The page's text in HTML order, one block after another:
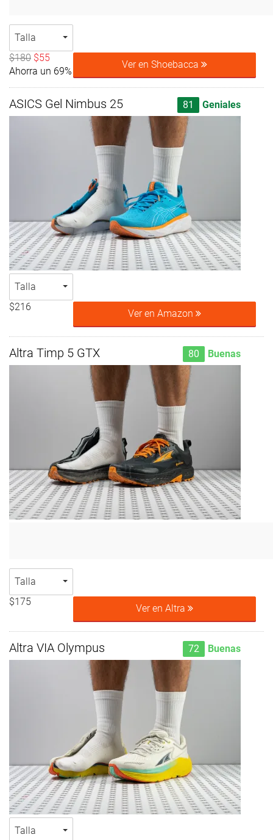
Talla
$180 $55
Ahorra un 69%
Ver en Shoebacca
ASICS Gel Nimbus 25 81 Geniales
Talla
$216
Ver en Amazon
Altra Timp 5 GTX 80 Buenas
Talla
$175
Ver en Altra
Altra VIA Olympus 72 Buenas
Talla